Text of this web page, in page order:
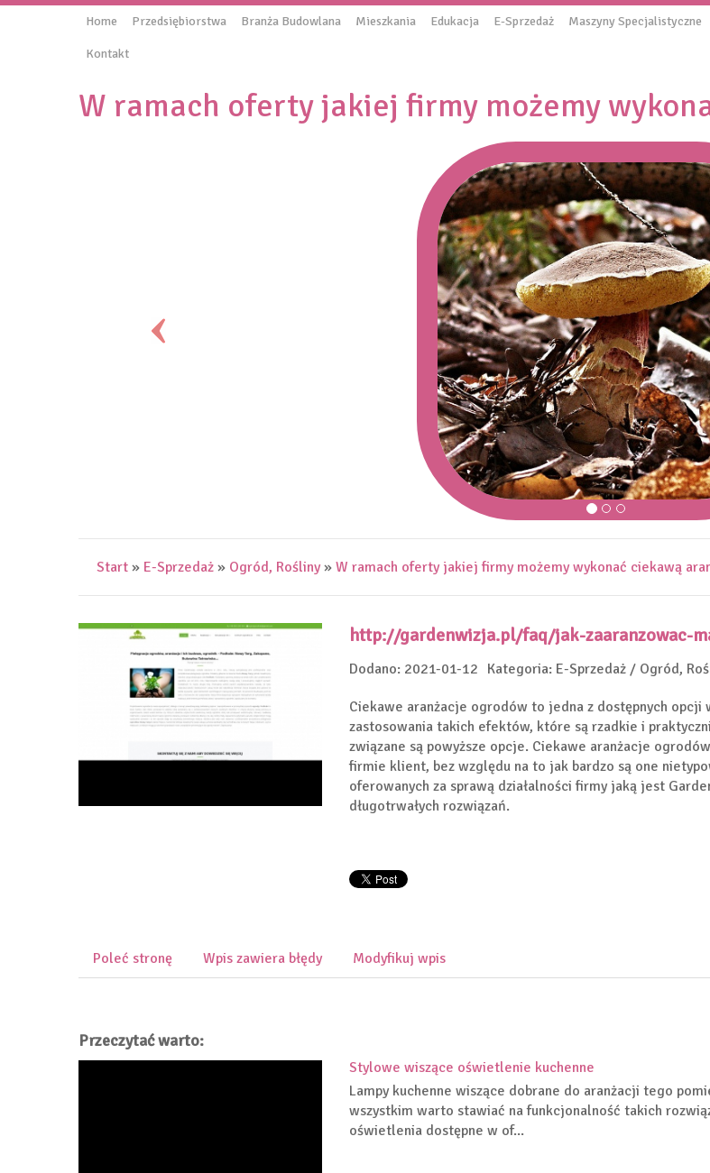
Home Przedsiębiorstwa Branża Budowlana Mieszkania Edukacja E-Sprzedaż Maszyny Specjalistyczne
Kontakt
W ramach oferty jakiej firmy możemy
Start » E-Sprzedaż » Ogród, Rośliny» W ramach oferty jakiej firmy możemy wykonać ciekawą
http://gardenwizja.pl/faq/jak-zaaranzowac-
Dodano: 2021-01-12 Kategoria: E-Sprzedaż / Ogród,
Ciekawe aranżacje ogrodów to jedna z dostępnych
zastosowania takich efektów, które są rzadkie i
związane są powyższe opcje. Ciekawe aranżacje
firmie klient, bez względu na to jak bardzo są one
oferowanych za sprawą działalności firmy jaką jest
długotrwałych rozwiązań.
Poleć stronę Wpis zawiera błędy Modyfikuj wpis
Przeczytać warto:
Stylowe wiszące oświetlenie kuchenne
Lampy kuchenne wiszące dobrane do aranżacji tego
wszystkim warto stawiać na funkcjonalność takich
oświetlenia dostępne w of...